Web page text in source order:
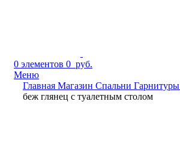
0 элементов 0 руб.
Меню
Главная Магазин Спальни Гарнитуры
беж глянец с туалетным столом